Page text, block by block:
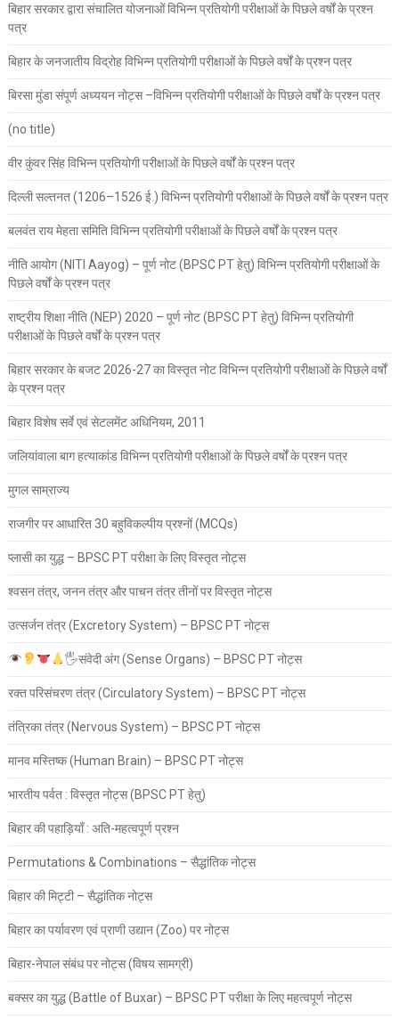
बिहार सरकार द्वारा संचालित योजनाओं विभिन्न प्रतियोगी परीक्षाओं के पिछले वर्षों के प्रश्न
पत्र
बिहार के जनजातीय विद्रोह विभिन्न प्रतियोगी परीक्षाओं के पिछले वर्षों के प्रश्न पत्र
बिरसा मुंडा संपूर्ण अध्ययन नोट्स –विभिन्न प्रतियोगी परीक्षाओं के पिछले वर्षों के प्रश्न पत्र
(no title)
वीर कुंवर सिंह विभिन्न प्रतियोगी परीक्षाओं के पिछले वर्षों के प्रश्न पत्र
दिल्ली सल्तनत (1206–1526 ई.) विभिन्न प्रतियोगी परीक्षाओं के पिछले वर्षों के प्रश्न पत्र
बलवंत राय मेहता समिति विभिन्न प्रतियोगी परीक्षाओं के पिछले वर्षों के प्रश्न पत्र
नीति आयोग (NITI Aayog) – पूर्ण नोट (BPSC PT हेतु) विभिन्न प्रतियोगी परीक्षाओं के
पिछले वर्षों के प्रश्न पत्र
राष्ट्रीय शिक्षा नीति (NEP) 2020 – पूर्ण नोट (BPSC PT हेतु) विभिन्न प्रतियोगी
परीक्षाओं के पिछले वर्षों के प्रश्न पत्र
बिहार सरकार के बजट 2026-27 का विस्तृत नोट विभिन्न प्रतियोगी परीक्षाओं के पिछले वर्षों
के प्रश्न पत्र
बिहार विशेष सर्वे एवं सेटलमेंट अधिनियम, 2011
जलियांवाला बाग हत्याकांड विभिन्न प्रतियोगी परीक्षाओं के पिछले वर्षों के प्रश्न पत्र
मुगल साम्राज्य
राजगीर पर आधारित 30 बहुविकल्पीय प्रश्नों (MCQs)
प्लासी का युद्ध – BPSC PT परीक्षा के लिए विस्तृत नोट्स
श्वसन तंत्र, जनन तंत्र और पाचन तंत्र तीनों पर विस्तृत नोट्स
उत्सर्जन तंत्र (Excretory System) – BPSC PT नोट्स
🖐संवेदी अंग (Sense Organs) – BPSC PT नोट्स
रक्त परिसंचरण तंत्र (Circulatory System) – BPSC PT नोट्स
तंत्रिका तंत्र (Nervous System) – BPSC PT नोट्स
मानव मस्तिष्क (Human Brain) – BPSC PT नोट्स
भारतीय पर्वत : विस्तृत नोट्स (BPSC PT हेतु)
बिहार की पहाड़ियाँ : अति-महत्वपूर्ण प्रश्न
Permutations & Combinations – सैद्धांतिक नोट्स
बिहार की मिट्टी – सैद्धांतिक नोट्स
बिहार का पर्यावरण एवं प्राणी उद्यान (Zoo) पर नोट्स
बिहार-नेपाल संबंध पर नोट्स (विषय सामग्री)
बक्सर का युद्ध (Battle of Buxar) – BPSC PT परीक्षा के लिए महत्वपूर्ण नोट्स